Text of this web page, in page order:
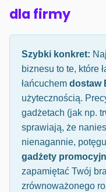
dla firmy
Szybki konkret:
biznesu to te, które
łańcuchem dostaw
użytecznością.
gadżetach (jak np.
sprawiają, że
nienagannie,
gadżety
zapamiętać Twój
zrównoważonego